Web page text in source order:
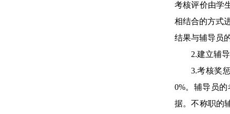
考核评价由学
相结合的方式
结果与辅导员
2.建立辅
3.考核奖
0%。辅导员
据。不称职的